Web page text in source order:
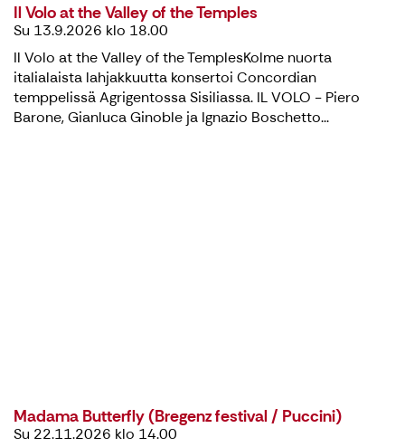
Il Volo at the Valley of the Temples
Su 13.9.2026 klo 18.00
Il Volo at the Valley of the TemplesKolme nuorta
italialaista lahjakkuutta konsertoi Concordian
temppelissä Agrigentossa Sisiliassa. IL VOLO - Piero
Barone, Gianluca Ginoble ja Ignazio Boschetto...
Madama Butterfly (Bregenz festival / Puccini)
Su 22.11.2026 klo 14.00